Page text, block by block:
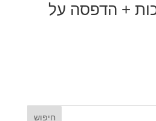
+ הדפסה על